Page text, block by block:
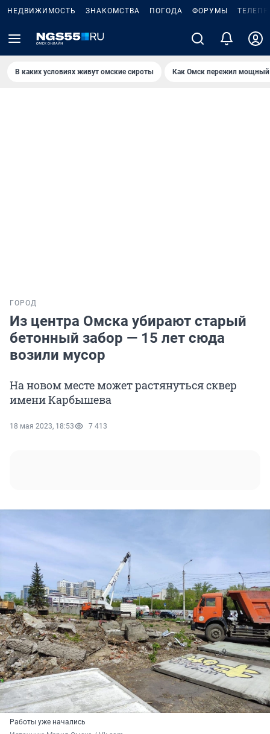
НЕДВИЖИМОСТЬ ЗНАКОМСТВА ПОГОДА ФОРУМЫ
В каких условиях живут омские сироты Как Омск пережил мощный
ГОРОД
Из центра Омска убирают старый
бетонный забор — 15 лет сюда
возили мусор
На новом месте может растянуться сквер
имени Карбышева
18 мая 2023, 18:53 7 413
Работы уже начались